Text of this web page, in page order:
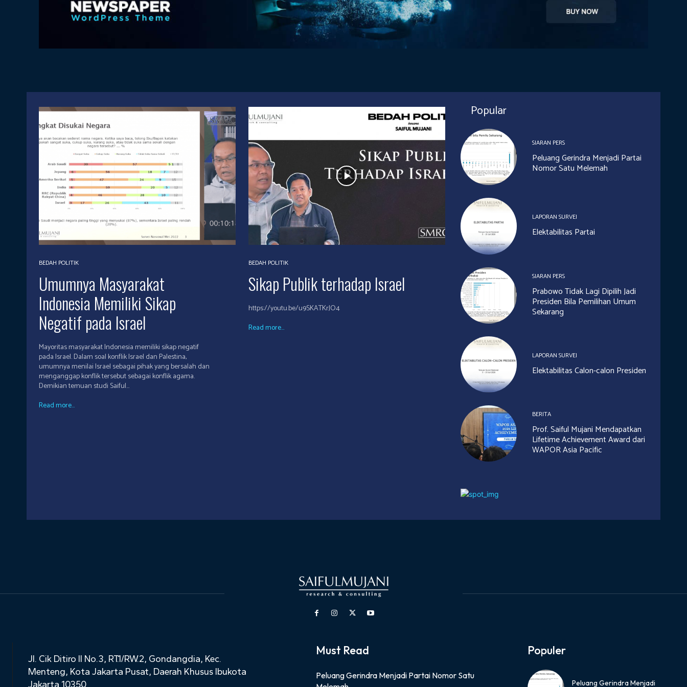
BEDAH POLITIK
Umumnya Masyarakat
Indonesia Memiliki Sikap
Negatif pada Israel
Mayoritas masyarakat Indonesia memiliki sikap negatif
pada Israel. Dalam soal konflik Israel dan Palestina,
umumnya menilai Israel sebagai pihak yang bersalah dan
menganggap konflik tersebut sebagai konflik agama.
Demikian temuan studi Saiful...
Read more...
BEDAH POLITIK
Sikap Publik terhadap Israel
https://youtu.be/u9SKATKrJO4
Read more...
Popular
SIARAN PERS
Peluang Gerindra Menjadi Partai
Nomor Satu Melemah
LAPORAN SURVEI
Elektabilitas Partai
SIARAN PERS
Prabowo Tidak Lagi Dipilih Jadi
Presiden Bila Pemilihan Umum
Sekarang
LAPORAN SURVEI
Elektabilitas Calon-calon Presiden
BERITA
Prof. Saiful Mujani Mendapatkan
Lifetime Achievement Award dari
WAPOR Asia Pacific
Jl. Cik Ditiro II No.3, RT.1/RW.2, Gondangdia, Kec.
Menteng, Kota Jakarta Pusat, Daerah Khusus Ibukota
Jakarta 10350
Must Read
Peluang Gerindra Menjadi Partai Nomor Satu
Populer
Peluang Gerindra Menjadi